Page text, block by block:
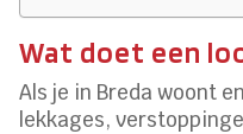
Wat doet een
Als je in Breda woont
lekkages,